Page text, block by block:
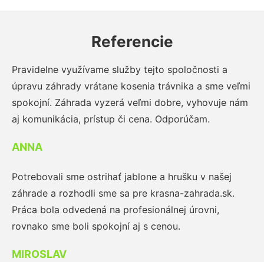
Referencie
Pravidelne využívame služby tejto spoločnosti a
úpravu záhrady vrátane kosenia trávnika a sme veľmi
spokojní. Záhrada vyzerá veľmi dobre, vyhovuje nám
aj komunikácia, prístup či cena. Odporúčam.
ANNA
Potrebovali sme ostrihať jablone a hrušku v našej
záhrade a rozhodli sme sa pre krasna-zahrada.sk.
Práca bola odvedená na profesionálnej úrovni,
rovnako sme boli spokojní aj s cenou.
MIROSLAV